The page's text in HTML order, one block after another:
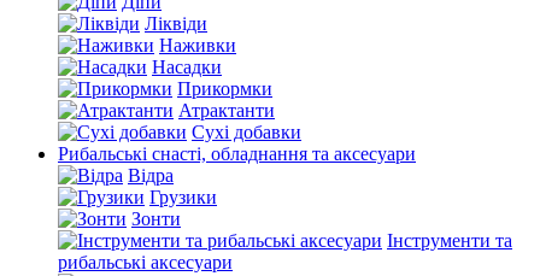
Ліквіди
Наживки
Насадки
Прикормки
Атрактанти
Сухі добавки
Рибальські снасті, обладнання та аксесуари
Відра
Грузики
Зонти
Інструменти та
рибальські аксесуари